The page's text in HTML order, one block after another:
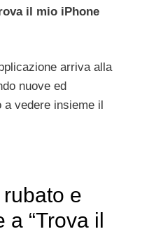
il mio iPhone
arriva alla
nuove ed
vedere insieme il
e
“Trova il